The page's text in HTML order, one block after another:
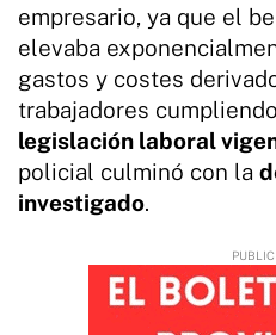
empresario, ya que el
elevaba
gastos y costes
trabajadores
legislación laboral
policial culminó con la
investigado.